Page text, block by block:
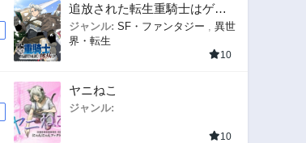
追放された転生重騎士はゲー
ム知識で無双する
ジャンル: SF・ファンタジー
異世
界・転生
10
ヤニねこ
ジャンル:
10